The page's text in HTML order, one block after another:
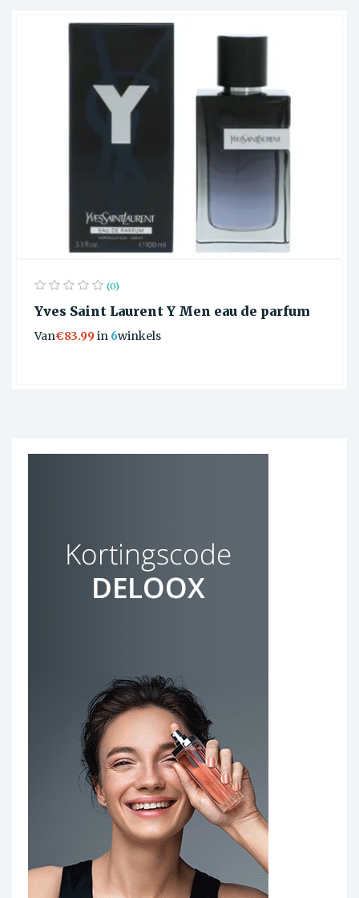
(0)
Yves Saint Laurent Y Men eau de parfum
Van€83.99in 6winkels